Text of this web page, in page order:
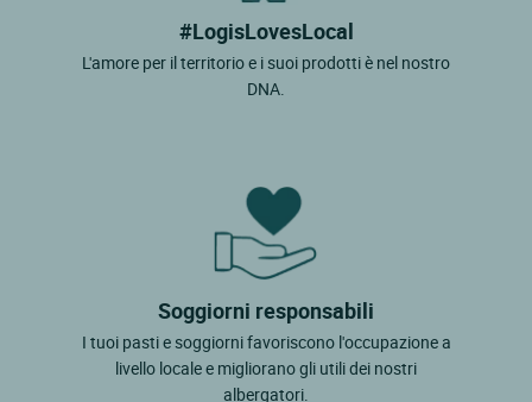
#LogisLovesLocal
L'amore per il territorio e i suoi prodotti è nel nostro
DNA.
Soggiorni responsabili
I tuoi pasti e soggiorni favoriscono l'occupazione a
livello locale e migliorano gli utili dei nostri
albergatori.